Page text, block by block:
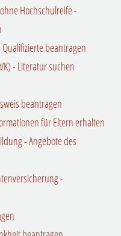
Hochschulreife -
beantragen
- Literatur suchen
beantragen
für Eltern erhalten
- Angebote des
-